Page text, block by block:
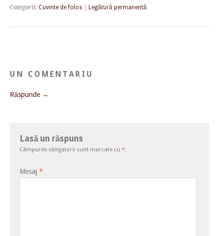
Categorii: Cuvinte de folos Legătură permanentă
UN COMENTARIU
Răspunde →
Lasă un răspuns
Câmpurile obligatorii sunt marcate cu *.
Mesaj *